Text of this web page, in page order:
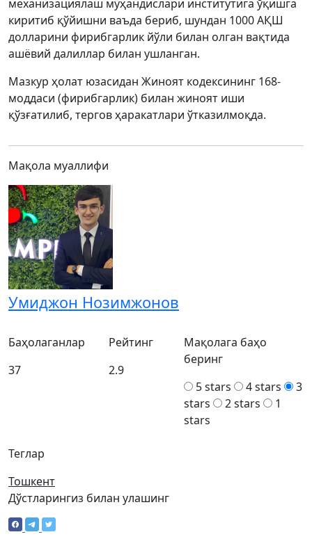
механизациялаш муҳандислари институтига ўқишга
киритиб қўйишни ваъда бериб, шундан 1000 АҚШ
долларини фирибгарлик йўли билан олган вақтида
ашёвий далиллар билан ушланган.
Мазкур ҳолат юзасидан Жиноят кодексининг 168-
моддаси (фирибгарлик) билан жиноят иши
қўзғатилиб, тергов ҳаракатлари ўтказилмоқда.
Мақола муаллифи
Умиджон Нозимжонов
Теглар
Тошкент
Баҳолаганлар
37
Рейтинг
2.9
Мақолага баҳо
беринг
5 stars
4 stars
3
stars
2 stars
1
stars
Дўстларингиз билан улашинг